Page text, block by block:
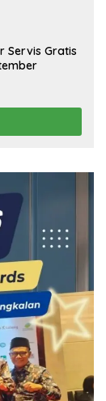
Servis Gratis